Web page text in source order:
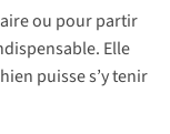
ou pour partir
Elle
puisse s’y tenir